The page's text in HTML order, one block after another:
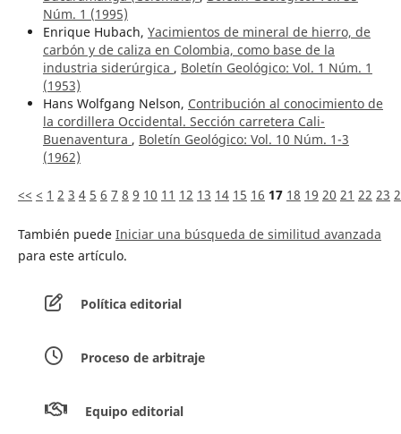
Núm. 1 (1995)
Enrique Hubach, Yacimientos de mineral de hierro, de
carbón y de caliza en Colombia, como base de la
industria siderúrgica , Boletín Geológico: Vol. 1 Núm. 1
(1953)
Hans Wolfgang Nelson, Contribución al conocimiento de
la cordillera Occidental. Sección carretera Cali-
Buenaventura , Boletín Geológico: Vol. 10 Núm. 1-3
(1962)
<< < 1 2 3 4 5 6 7 8 9 10 11 12 13 14 15 16 17 18 19 20 21 22 23
También puede Iniciar una búsqueda de similitud avanzada
para este artículo.
Política editorial
Proceso de arbitraje
Equipo editorial